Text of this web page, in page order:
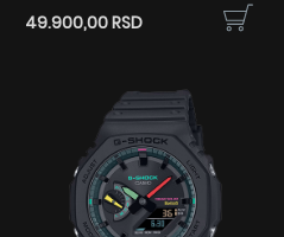
49.900,00 RSD